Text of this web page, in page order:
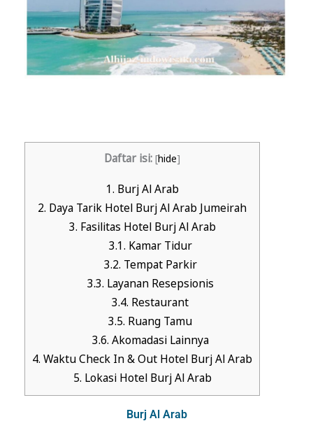
Daftar isi: [hide]
1. Burj Al Arab
2. Daya Tarik Hotel Burj Al Arab Jumeirah
3. Fasilitas Hotel Burj Al Arab
3.1. Kamar Tidur
3.2. Tempat Parkir
3.3. Layanan Resepsionis
3.4. Restaurant
3.5. Ruang Tamu
3.6. Akomadasi Lainnya
4. Waktu Check In & Out Hotel Burj Al Arab
5. Lokasi Hotel Burj Al Arab
Burj Al Arab